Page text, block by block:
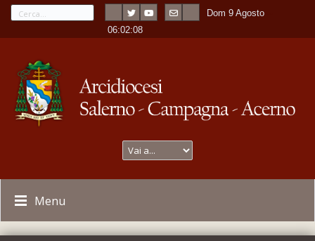
Dom 9 Agosto
-06:02:08
Menu